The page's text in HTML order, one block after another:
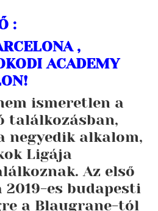
:
,
ACADEMY
ismeretlen a
találkozásban,
negyedik alkalom,
Ligája
Az első
2019-es budapesti
a Blaugrane-tól